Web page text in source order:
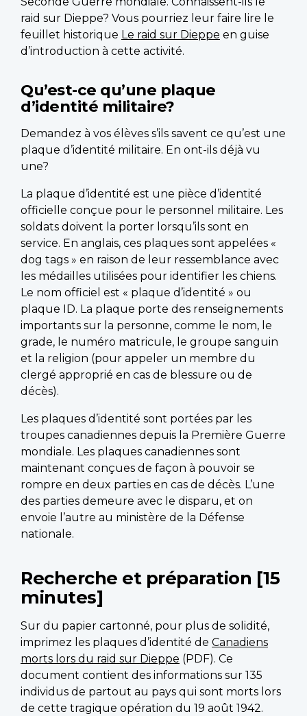
raid sur Dieppe? Vous pourriez leur faire lire le
feuillet historique Le raid sur Dieppe en guise
d’introduction à cette activité.
Qu’est-ce qu’une plaque
d’identité militaire?
Demandez à vos élèves s’ils savent ce qu’est une
plaque d’identité militaire. En ont-ils déjà vu
une?
La plaque d’identité est une pièce d’identité
officielle conçue pour le personnel militaire. Les
soldats doivent la porter lorsqu’ils sont en
service. En anglais, ces plaques sont appelées «
dog tags » en raison de leur ressemblance avec
les médailles utilisées pour identifier les chiens.
Le nom officiel est « plaque d’identité » ou
plaque ID. La plaque porte des renseignements
importants sur la personne, comme le nom, le
grade, le numéro matricule, le groupe sanguin
et la religion (pour appeler un membre du
clergé approprié en cas de blessure ou de
décès).
Les plaques d’identité sont portées par les
troupes canadiennes depuis la Première Guerre
mondiale. Les plaques canadiennes sont
maintenant conçues de façon à pouvoir se
rompre en deux parties en cas de décès. L’une
des parties demeure avec le disparu, et on
envoie l’autre au ministère de la Défense
nationale.
Recherche et préparation [15
minutes]
Sur du papier cartonné, pour plus de solidité,
imprimez les plaques d’identité de Canadiens
morts lors du raid sur Dieppe (PDF). Ce
document contient des informations sur 135
individus de partout au pays qui sont morts lors
de cette tragique opération du 19 août 1942.